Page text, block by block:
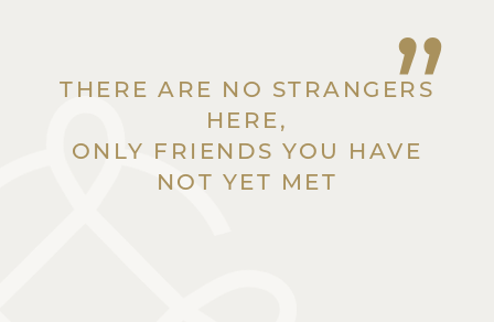
THERE ARE NO STRANGERS
HERE,
ONLY FRIENDS YOU HAVE
NOT YET MET
”